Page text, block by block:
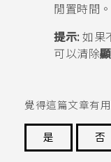
閒置時間。
提示:如果
可以清除
覺得這篇文章有
是
否